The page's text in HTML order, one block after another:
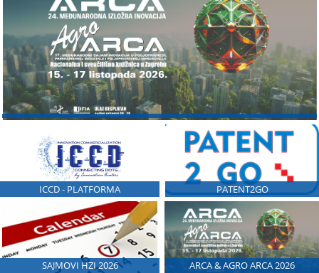
ICCD - PLATFORMA PATENT2GO
SAJMOVI HZI 2026 ARCA & AGRO ARCA 2026